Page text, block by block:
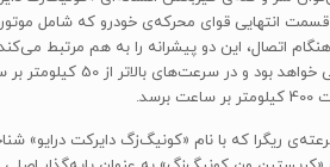
قسمت انتهایی قوای محرکه‌ی خودرو که شامل
ریگرا که با نام «کونیگ‌زگ دایرکت درایو»